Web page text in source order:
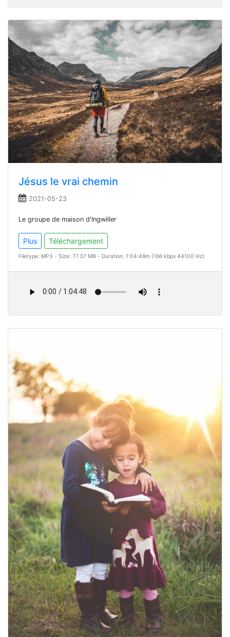
Jésus le vrai chemin
2021-05-23
Le groupe de maison d'Ingwiller
Plus Téléchargement
Filetype: MP3 - Size: 77.37 MB - Duration: 1:04:48m (166 kbps 44100 Hz)